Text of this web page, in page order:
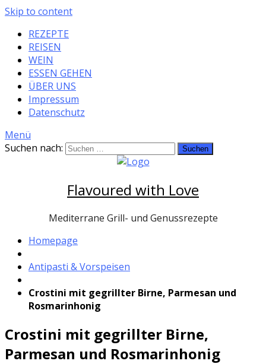
Skip to content
REZEPTE
REISEN
WEIN
ESSEN GEHEN
ÜBER UNS
Impressum
Datenschutz
Menü
Suchen nach:
Flavoured with Love
Mediterrane Grill- und Genussrezepte
Homepage
Antipasti & Vorspeisen
Crostini mit gegrillter Birne, Parmesan und
Rosmarinhonig
Crostini mit gegrillter Birne,
Parmesan und Rosmarinhonig